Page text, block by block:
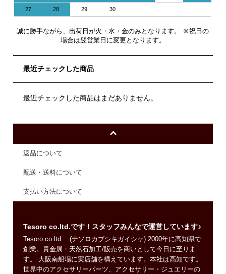
27 28 29 30
誠に勝手ながら、出荷日が火・水・金のみとなります。 ※祝日の
場合は翌営業日に変更となります。
最近チェックした商品
最近チェックした商品はまだありません。
返品について
配送・送料について
支払い方法について
Tesoro co.ltd.です！スタッフみんなで運営しています♪
Tesoro co.ltd. (テソロカブシキガイシャ) 2000年に高知県で
創業。貴金属・天然石加工/販売を商いとして今日に至りま
す。 大阪南船場に実店舗を構えています。本社は高知です。
世界中のアクセサリーパーツ、アクセサリー・ジュエリーの